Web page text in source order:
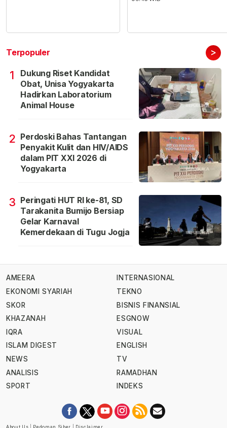
Terpopuler >
1
Dukung Riset Kandidat
Obat, Unisa Yogyakarta
Hadirkan Laboratorium
Animal House
2 Perdoski Bahas Tantangan
Penyakit Kulit dan HIV/AIDS
dalam PIT XXI 2026 di
Yogyakarta
3 Peringati HUT RI ke-81, SD
Tarakanita Bumijo Bersiap
Gelar Karnaval
Kemerdekaan di Tugu Jogja
AMEERA
EKONOMI SYARIAH
SKOR
KHAZANAH
IQRA
ISLAM DIGEST
NEWS
ANALISIS
SPORT
INTERNASIONAL
TEKNO
BISNIS FINANSIAL
ESGNOW
VISUAL
ENGLISH
TV
RAMADHAN
INDEKS